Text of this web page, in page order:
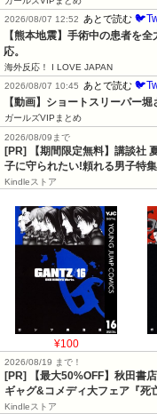
2026/08/07 12:52
あとで読む
【熊本地震】手術中の患者を
応。
海外反応！ I LOVE JAPAN
2026/08/07 10:45
あとで読む
【動画】ショートスリーパー
ガールズVIPまとめ
2026/08/09まで
[PR] 【期間限定無料】講談社
子に守られたい!頼れる男子特集
Kindleストア
¥100
2026/08/19 まで！
[PR] 【最大50%OFF】秋田書
ギャグ&コメディ大フェア『死
Kindleストア